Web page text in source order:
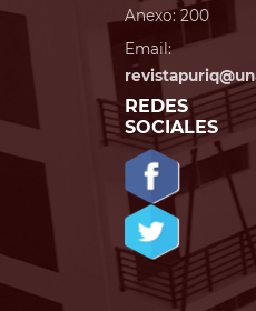
Anexo: 200
Email:
REDES
SOCIALES